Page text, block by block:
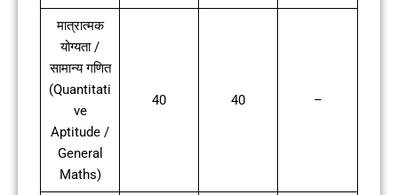
मात्रात्मक
योग्यता /
सामान्य गणित
(Quantitati
ve
Aptitude /
General
Maths)
40 40 –